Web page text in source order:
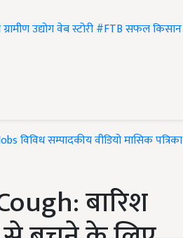
ग्रामीण उद्योगवेब स्टोरी#FTBसफल किसान
विविधसम्पादकीयवीडियोमासिक पत्रिका
बारिश